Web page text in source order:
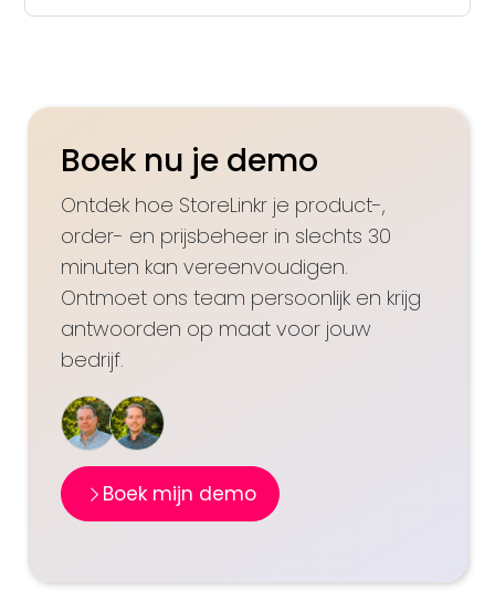
Boek nu je demo
Ontdek hoe StoreLinkr je product-,
order- en prijsbeheer in slechts 30
minuten kan vereenvoudigen.
Ontmoet ons team persoonlijk en krijg
antwoorden op maat voor jouw
bedrijf.
Boek mijn demo